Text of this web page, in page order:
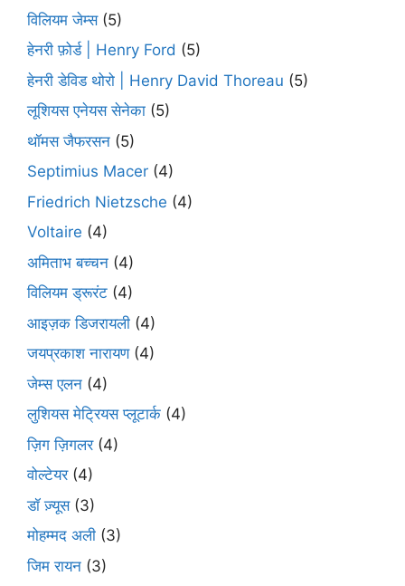
विलियम जेम्स(5)
हेनरी फ़ोर्ड | Henry Ford (5)
हेनरी डेविड थोरो | Henry David Thoreau (5)
लूशियस एनेयस सेनेका (5)
थॉमस जैफरसन (5)
Septimius Macer (4)
Friedrich Nietzsche (4)
Voltaire (4)
अमिताभ बच्चन (4)
विलियम ड्रूरंट (4)
आइज़क डिजरायली (4)
जयप्रकाश नारायण(4)
जेम्स एलन (4)
लुशियस मेट्रियस प्लूटार्क (4)
ज़िग ज़िगलर(4)
वोल्टेयर(4)
डॉ ज़्यूस(3)
मोहम्मद अली (3)
जिम रायन (3)